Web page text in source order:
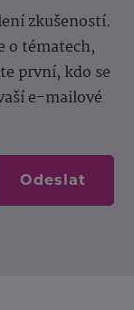
zkušeností.
o tématech,
první, kdo se
e-mailové
Odeslat